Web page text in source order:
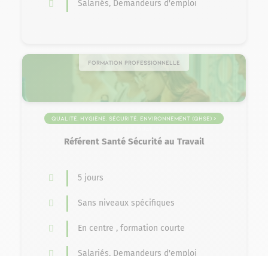
Salariés, Demandeurs d'emploi
Formation professionnelle
Qualité, Hygiène, Sécurité, Environnement (QHSE) >
Référent Santé Sécurité au Travail
5 jours
Sans niveaux spécifiques
En centre , formation courte
Salariés, Demandeurs d'emploi